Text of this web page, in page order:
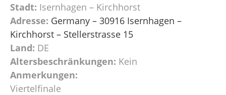
Stadt: Isernhagen – Kirchhorst
Adresse: Germany – 30916 Isernhagen –
Kirchhorst – Stellerstrasse 15
Land: DE
Altersbeschränkungen: Kein
Anmerkungen:
Viertelfinale